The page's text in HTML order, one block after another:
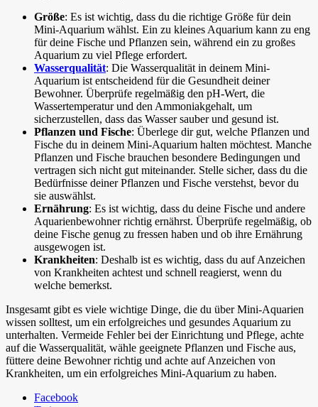
Größe: Es ist wichtig, dass du die richtige Größe für dein
Mini-Aquarium wählst. Ein zu kleines Aquarium kann zu eng
für deine Fische und Pflanzen sein, während ein zu großes
Aquarium zu viel Pflege erfordert.
Wasserqualität: Die Wasserqualität in deinem Mini-
Aquarium ist entscheidend für die Gesundheit deiner
Bewohner. Überprüfe regelmäßig den pH-Wert, die
Wassertemperatur und den Ammoniakgehalt, um
sicherzustellen, dass das Wasser sauber und gesund ist.
Pflanzen und Fische: Überlege dir gut, welche Pflanzen und
Fische du in deinem Mini-Aquarium halten möchtest. Manche
Pflanzen und Fische brauchen besondere Bedingungen und
vertragen sich nicht gut miteinander. Stelle sicher, dass du die
Bedürfnisse deiner Pflanzen und Fische verstehst, bevor du
sie auswählst.
Ernährung: Es ist wichtig, dass du deine Fische und andere
Aquarienbewohner richtig ernährst. Überprüfe regelmäßig, ob
deine Fische genug zu fressen haben und ob ihre Ernährung
ausgewogen ist.
Krankheiten: Deshalb ist es wichtig, dass du auf Anzeichen
von Krankheiten achtest und schnell reagierst, wenn du
welche bemerkst.
Insgesamt gibt es viele wichtige Dinge, die du über Mini-Aquarien
wissen solltest, um ein erfolgreiches und gesundes Aquarium zu
unterhalten. Vermeide Fehler bei der Einrichtung und Pflege, achte
auf die Wasserqualität, wähle geeignete Pflanzen und Fische aus,
füttere deine Bewohner richtig und achte auf Anzeichen von
Krankheiten, um ein erfolgreiches Mini-Aquarium zu haben.
Facebook